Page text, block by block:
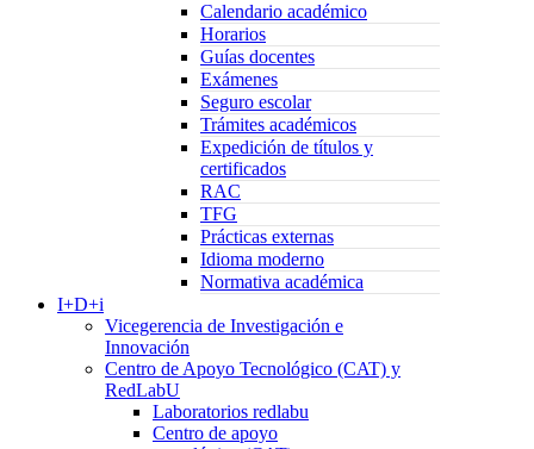
Calendario académico
Horarios
Guías docentes
Exámenes
Seguro escolar
Trámites académicos
Expedición de títulos y
certificados
RAC
TFG
Prácticas externas
Idioma moderno
Normativa académica
I+D+i
Vicegerencia de Investigación e
Innovación
Centro de Apoyo Tecnológico (CAT) y
RedLabU
Laboratorios redlabu
Centro de apoyo